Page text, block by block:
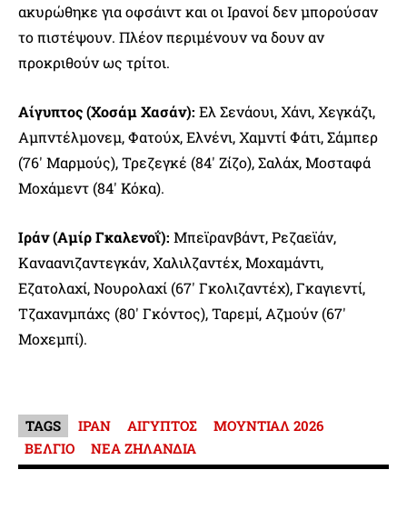
ακυρώθηκε για οφσάιντ και οι Ιρανοί δεν μπορούσαν
το πιστέψουν. Πλέον περιμένουν να δουν αν
προκριθούν ως τρίτοι.
Αίγυπτος (Χοσάμ Χασάν): Ελ Σενάουι, Χάνι, Χεγκάζι,
Αμπντέλμονεμ, Φατούχ, Ελνένι, Χαμντί Φάτι, Σάμπερ
(76′ Μαρμούς), Τρεζεγκέ (84′ Ζίζο), Σαλάχ, Μοσταφά
Μοχάμεντ (84′ Κόκα).
Ιράν (Αμίρ Γκαλενοΐ): Μπεϊρανβάντ, Ρεζαεϊάν,
Καναανιζαντεγκάν, Χαλιλζαντέχ, Μοχαμάντι,
Εζατολαχί, Νουρολαχί (67′ Γκολιζαντέχ), Γκαγιεντί,
Τζαχανμπάχς (80′ Γκόντος), Ταρεμί, Αζμούν (67′
Μοχεμπί).
TAGS ΙΡΑΝ ΑΙΓΥΠΤΟΣ
ΜΟΥΝΤΙΑΛ 2026
ΒΕΛΓΙΟ
ΝΕΑ ΖΗΛΑΝΔΙΑ